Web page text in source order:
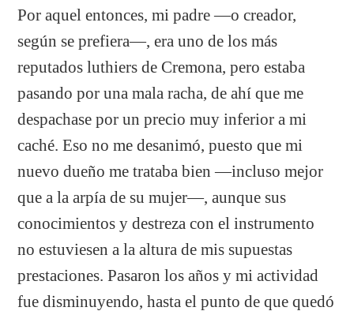
Por aquel entonces, mi padre —o creador,
según se prefiera—, era uno de los más
reputados luthiers de Cremona, pero estaba
pasando por una mala racha, de ahí que me
despachase por un precio muy inferior a mi
caché. Eso no me desanimó, puesto que mi
nuevo dueño me trataba bien —incluso mejor
que a la arpía de su mujer—, aunque sus
conocimientos y destreza con el instrumento
no estuviesen a la altura de mis supuestas
prestaciones. Pasaron los años y mi actividad
fue disminuyendo, hasta el punto de que quedó